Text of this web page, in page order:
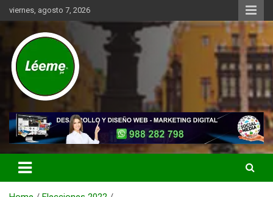
Skip
to
viernes, agosto 7, 2026
Léeme.pe
Noticias de actualidad del mundo distrital, vecinal, municipal y de
negocios a nivel de Lima Metropolitana, sin descuidar las noticias
de alcance nacional.